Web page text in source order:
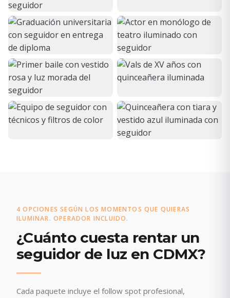
4 OPCIONES SEGÚN LOS MOMENTOS QUE QUIERAS
ILUMINAR. OPERADOR INCLUIDO.
¿Cuánto cuesta rentar un
seguidor de luz en CDMX?
Cada paquete incluye el follow spot profesional,